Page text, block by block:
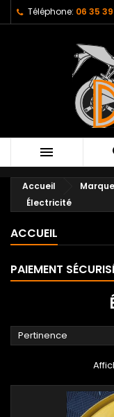
Téléphone: 06 35

Accueil Marque
Électricité
ACCUEIL
PAIEMENT
Pertinence